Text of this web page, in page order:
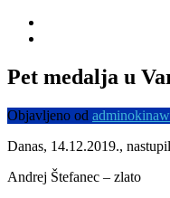
Pet medalja u
Objavljeno od
Danas, 14.12.2019.,
Andrej Štefanec – zlato